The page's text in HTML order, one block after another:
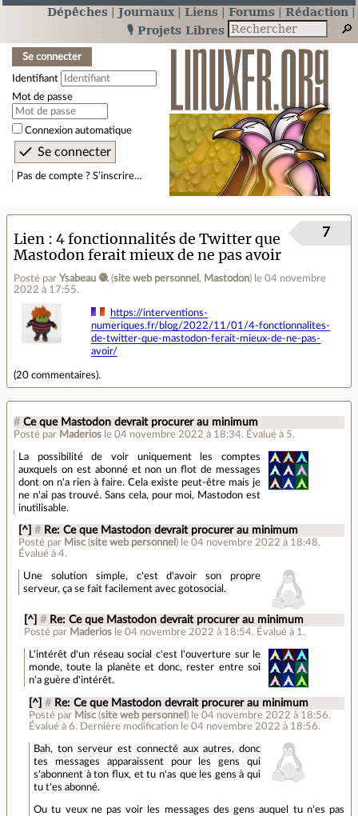
Dépêches Journaux Liens Forums
Rédaction
🎙️ Projets Libres
Se connecter
Identifiant
Mot de passe
Connexion automatique
Pas de compte ? S’inscrire…
Lien
4 fonctionnalités de Twitter que
Mastodon ferait mieux de ne pas avoir
Posté par Ysabeau 🧶 (site web personnel , Mastodon) le 04 novembre
2022 à 17:55.
7
https://interventions-
numeriques.fr/blog/2022/11/01/4-fonctionnalites-
de-twitter-que-mastodon-ferait-mieux-de-ne-pas-
avoir/
(20 commentaires).
# Ce que Mastodon devrait procurer au minimum
Posté par Maderios le 04 novembre 2022 à 18:34. Évalué à 5.
La possibilité de voir uniquement les comptes
auxquels on est abonné et non un flot de messages
dont on n'a rien à faire. Cela existe peut-être mais je
ne n'ai pas trouvé. Sans cela, pour moi, Mastodon est
inutilisable.
[^] # Re: Ce que Mastodon devrait procurer au minimum
Posté par Misc(site web personnel ) le 04 novembre 2022 à 18:48.
Évalué à4.
Une solution simple, c'est d'avoir son propre
serveur, ça se fait facilement avec gotosocial.
[^] # Re: Ce que Mastodon devrait procurer au minimum
Posté par Maderios le 04 novembre 2022 à 18:54. Évalué à 1 .
L'intérêt d'un réseau social c'est l'ouverture sur le
monde, toute la planète et donc, rester entre soi
n'a guère d'intérêt.
[^] # Re: Ce que Mastodon devrait procurer au minimum
Posté par Misc(site web personnel ) le 04 novembre 2022 à 18:56.
Évalué à6. Dernière modification le 04 novembre 2022 à 18:56.
Bah, ton serveur est connecté aux autres, donc
tes messages apparaissent pour les gens qui
s'abonnent à ton flux, et tu n'as que les gens à qui
tu t'es abonné.
Ou tu veux ne pas voir les messages des gens auquel tu n'es pas